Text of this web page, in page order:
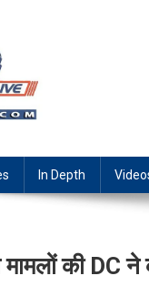
In Depth
की DC ने